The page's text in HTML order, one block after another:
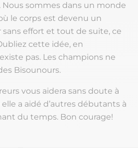
Nous sommes dans un monde
le corps est devenu un
effort et tout de suite, ce
cette idée, en
pas. Les champions ne
Bisounours.
vous aidera sans doute à
a aidé d’autres débutants à
du temps. Bon courage!